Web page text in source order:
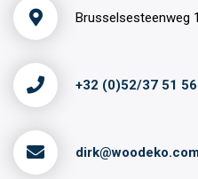
Brusselsesteenweg
+32 (0)52/37 51 56